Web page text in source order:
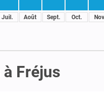
Juil. Août Sept. Oct.
Fréjus